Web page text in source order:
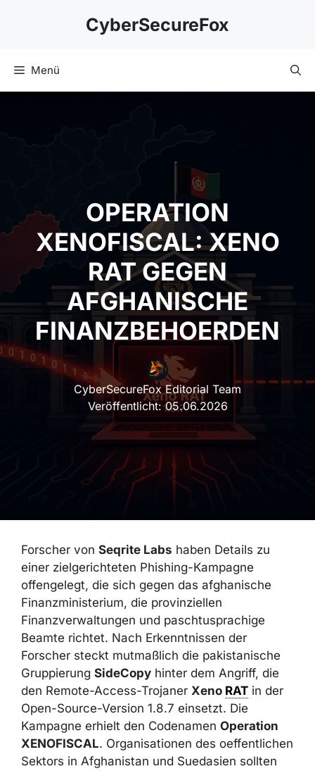
CyberSecureFox
Menü
OPERATION
XENOFISCAL: XENO
RAT GEGEN
AFGHANISCHE
FINANZBEHOERDEN
CyberSecureFox Editorial Team
Veröffentlicht:05.06.2026
Forscher von Seqrite Labs haben Details zu
einer zielgerichteten Phishing-Kampagne
offengelegt, die sich gegen das afghanische
Finanzministerium, die provinziellen
Finanzverwaltungen und paschtusprachige
Beamte richtet. Nach Erkenntnissen der
Forscher steckt mutmaßlich die pakistanische
Gruppierung SideCopy hinter dem Angriff, die
den Remote-Access-Trojaner Xeno RAT in der
Open-Source-Version 1.8.7 einsetzt. Die
Kampagne erhielt den Codenamen Operation
XENOFISCAL. Organisationen des
oeffentlichen Sektors in Afghanistan und